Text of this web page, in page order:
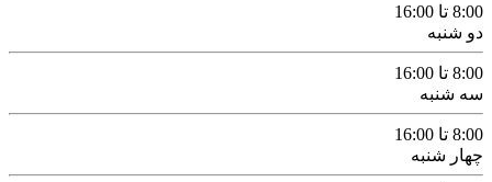
8:00 تا 16:00
دو شنبه
8:00 تا 16:00
سه شنبه
8:00 تا 16:00
چهار شنبه